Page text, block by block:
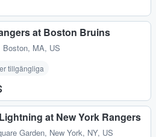
at Boston Bruins
Boston, MA, US
tillgängliga
at New York Rangers
Garden, New York, NY, US